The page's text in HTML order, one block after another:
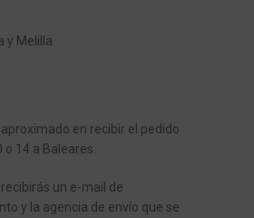
y Melilla.
en recibir el pedido
14 a Baleares.
un e-mail de
y la agencia de envío que se